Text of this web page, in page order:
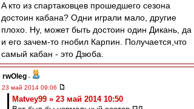
A кто из спартаковцев прошедшего сезона
достоин кабана? Одни играли мало, другие
плохо. Ну, может быть достоин один Дикань, да
и его зачем-то гнобил Карпин. Получается,что
самый кабан - это Дзюба.
rwOleg -
23 май 2014 09:06
Matvey99 » 23 май 2014 10:50